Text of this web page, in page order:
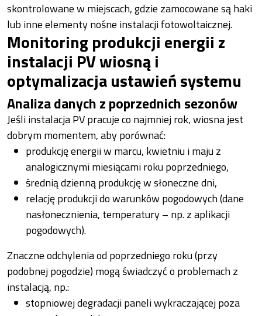
skontrolowane w miejscach, gdzie zamocowane są haki
lub inne elementy nośne instalacji fotowoltaicznej.
Monitoring produkcji energii z
instalacji PV wiosną i
optymalizacja ustawień systemu
Analiza danych z poprzednich sezonów
Jeśli instalacja PV pracuje co najmniej rok, wiosna jest
dobrym momentem, aby porównać:
produkcję energii w marcu, kwietniu i maju z
analogicznymi miesiącami roku poprzedniego,
średnią dzienną produkcję w słoneczne dni,
relację produkcji do warunków pogodowych (dane
nasłonecznienia, temperatury – np. z aplikacji
pogodowych).
Znaczne odchylenia od poprzedniego roku (przy
podobnej pogodzie) mogą świadczyć o problemach z
instalacją, np.:
stopniowej degradacji paneli wykraczającej poza